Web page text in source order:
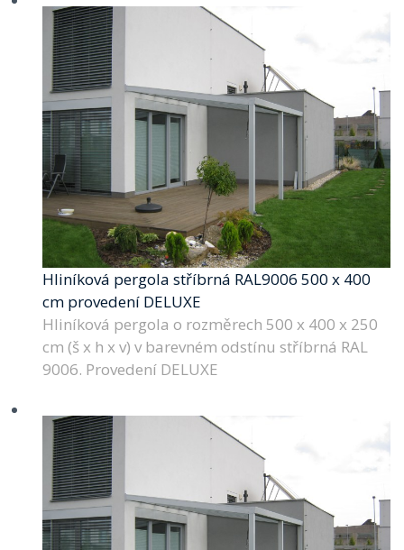
Hliníková pergola stříbrná RAL9006 500 x 400
cm provedení DELUXE
Hliníková pergola o rozměrech 500 x 400 x 250
cm (š x h x v) v barevném odstínu stříbrná RAL
9006. Provedení DELUXE